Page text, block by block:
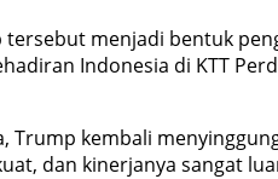
menjadi bentuk
Indonesia di KTT
Trump kembali
dan kinerjanya sangat